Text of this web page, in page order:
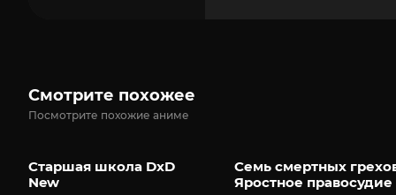
Смотрите похожее
Посмотрите похожие аниме
Старшая школа DxD
New
Семь смертных
Яростное правосудие